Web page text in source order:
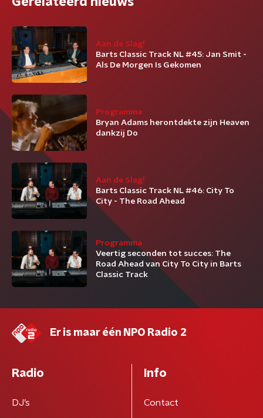
Aan de Slag!
Barts Classic Track NL #45: Jan Smit -
Als De Morgen Is Gekomen
Programma
Bryan Adams herontdekte zijn Heaven
dankzij Do
Aan de Slag!
Barts Classic Track NL #46: City To
City - The Road Ahead
Programma
Veertig seconden tot succes: The
Road Ahead van City To City in Barts
Classic Track
Er is maar één NPO Radio 2
Radio
DJ’s
Info
Contact